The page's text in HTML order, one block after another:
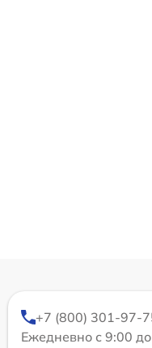
+7 (800) 301-97-
Ежедневно с 9:00